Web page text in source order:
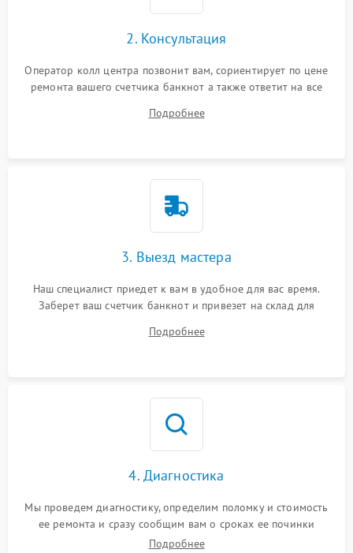
2. Консультация
Оператор колл центра позвонит вам, сориентирует по цене
ремонта вашего счетчика банкнот а также ответит на все
Подробнее
3. Выезд мастера
Наш специалист приедет к вам в удобное для вас время.
Заберет ваш счетчик банкнот и привезет на склад для
Подробнее
4. Диагностика
Мы проведем диагностику, определим поломку и стоимость
ее ремонта и сразу сообщим вам о сроках ее починки
Подробнее